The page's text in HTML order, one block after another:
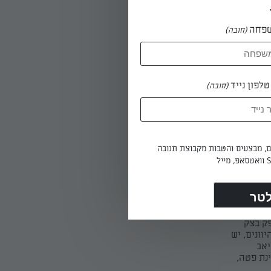
על כל
וכלה
בצק
יש
פטה,
(חובה)
נייד(חובה)
מבצעים והטבות מקבוצת תנובה